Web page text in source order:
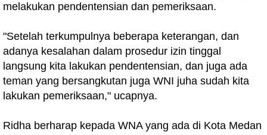
melakukan pendentensian dan pemeriksaan.
"Setelah terkumpulnya beberapa keterangan, dan
adanya kesalahan dalam prosedur izin tinggal
langsung kita lakukan pendentensian, dan juga ada
teman yang bersangkutan juga WNI juha sudah kita
lakukan pemeriksaan," ucapnya.
Ridha berharap kepada WNA yang ada di Kota Medan